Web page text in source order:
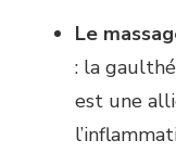
Le
: la
est une